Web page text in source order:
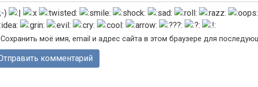
Сохранить моё имя, email и адрес сайта в этом браузере для